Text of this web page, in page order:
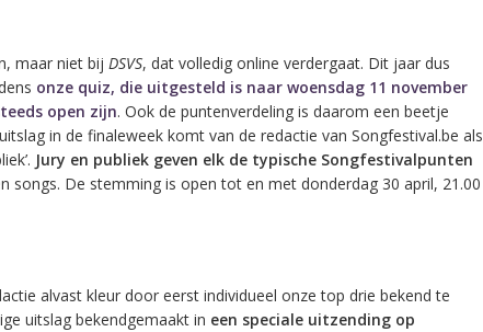
maar niet bij DSVS, dat volledig online verdergaat. Dit jaar dus
onze quiz, die uitgesteld is naar woensdag 11 november
open zijn. Ook de puntenverdeling is daarom een beetje
in de finaleweek komt van de redactie van Songfestival.be als
Jury en publiek geven elk de typische Songfestivalpunten
songs. De stemming is open tot en met donderdag 30 april, 21.00
alvast kleur door eerst individueel onze top drie bekend te
uitslag bekendgemaakt in een speciale uitzending op